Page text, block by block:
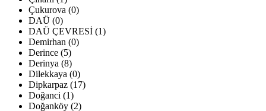
Çukurova (0)
DAÜ (0)
DAÜ ÇEVRESİ (1)
Demirhan (0)
Derince (5)
Derinya (8)
Dilekkaya (0)
Dipkarpaz (17)
Doğanci (1)
Doğanköy (2)